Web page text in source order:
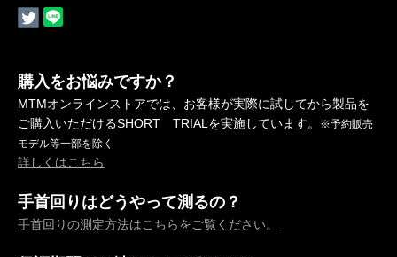
購入をお悩みですか？
MTMオンラインストアでは、お客様が実際に試してから製品を
ご購入いただけるSHORT TRIALを実施しています。
※予約販売
モデル等一部を除く
詳しくはこちら
手首回りはどうやって測るの？
手首回りの測定方法はこちらをご覧ください。